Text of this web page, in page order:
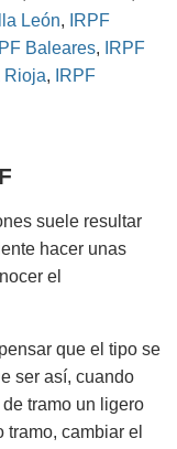
León,
IRPF
Baleares,
IRPF
Rioja,
IRPF
suele resultar
hacer unas
el
que el tipo se
ser así, cuando
tramo un ligero
cambiar el